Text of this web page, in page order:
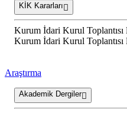
KİK Kararları
Kurum İdari Kurul Toplantısı
Kurum İdari Kurul Toplantısı
Araştırma
Akademik Dergiler